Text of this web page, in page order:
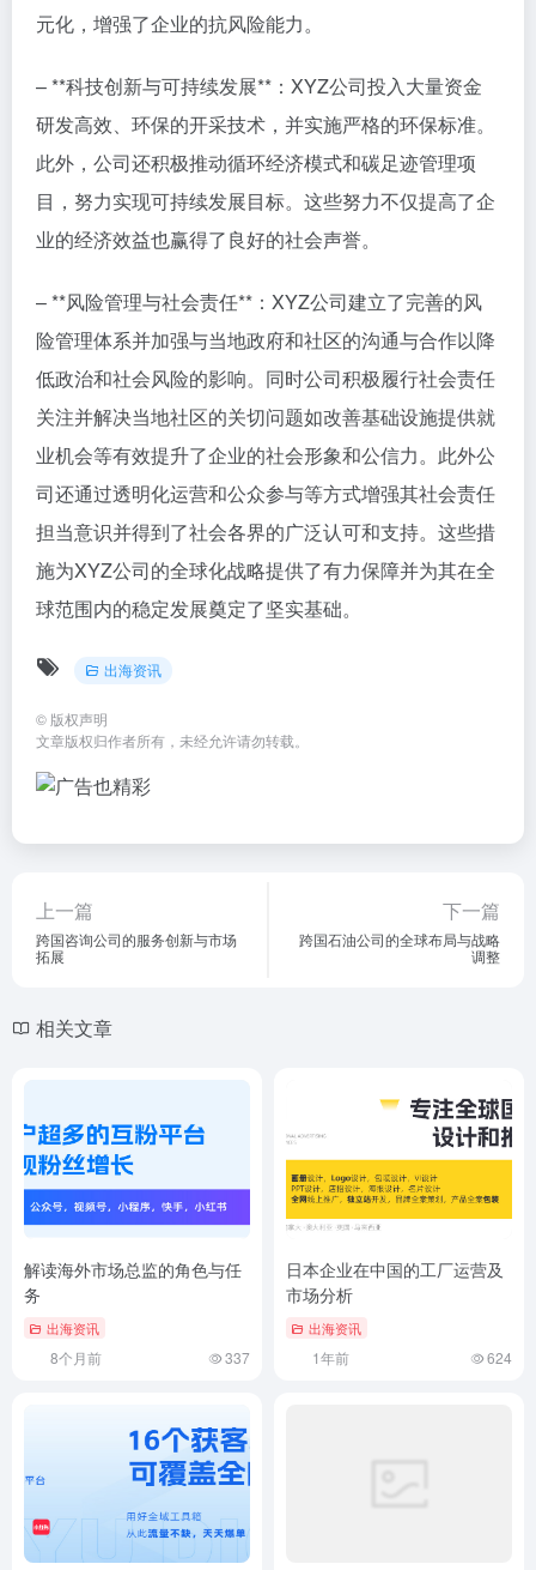
元化，增强了企业的抗风险能力。
– **科技创新与可持续发展**：XYZ公司投入大量资金
研发高效、环保的开采技术，并实施严格的环保标准。
此外，公司还积极推动循环经济模式和碳足迹管理项
目，努力实现可持续发展目标。这些努力不仅提高了企
业的经济效益也赢得了良好的社会声誉。
– **风险管理与社会责任**：XYZ公司建立了完善的风
险管理体系并加强与当地政府和社区的沟通与合作以降
低政治和社会风险的影响。同时公司积极履行社会责任
关注并解决当地社区的关切问题如改善基础设施提供就
业机会等有效提升了企业的社会形象和公信力。此外公
司还通过透明化运营和公众参与等方式增强其社会责任
担当意识并得到了社会各界的广泛认可和支持。这些措
施为XYZ公司的全球化战略提供了有力保障并为其在全
球范围内的稳定发展奠定了坚实基础。
出海资讯
© 版权声明
文章版权归作者所有，未经允许请勿转载。
上一篇
跨国咨询公司的服务创新与市场
拓展
下一篇
跨国石油公司的全球布局与战略
调整
相关文章
解读海外市场总监的角色与任
务
出海资讯
8个月前 337
日本企业在中国的工厂运营及
市场分析
出海资讯
1年前 624